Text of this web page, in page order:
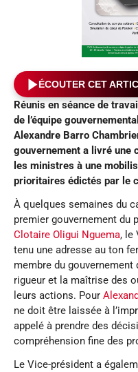
ÉCOUTER CET
Réunis en séance de
de l’équipe gouvernement
Alexandre Barro
gouvernement a livré une
les ministres à une
prioritaires édictés par le
À quelques semaines du
premier gouvernement du
Clotaire Oligui Nguema, le
tenu une adresse au ton
membre du
rigueur et la maîtrise des
leurs actions. Pour
ne doit être laissée à
appelé à prendre des
compréhension fine des
Le Vice-président a